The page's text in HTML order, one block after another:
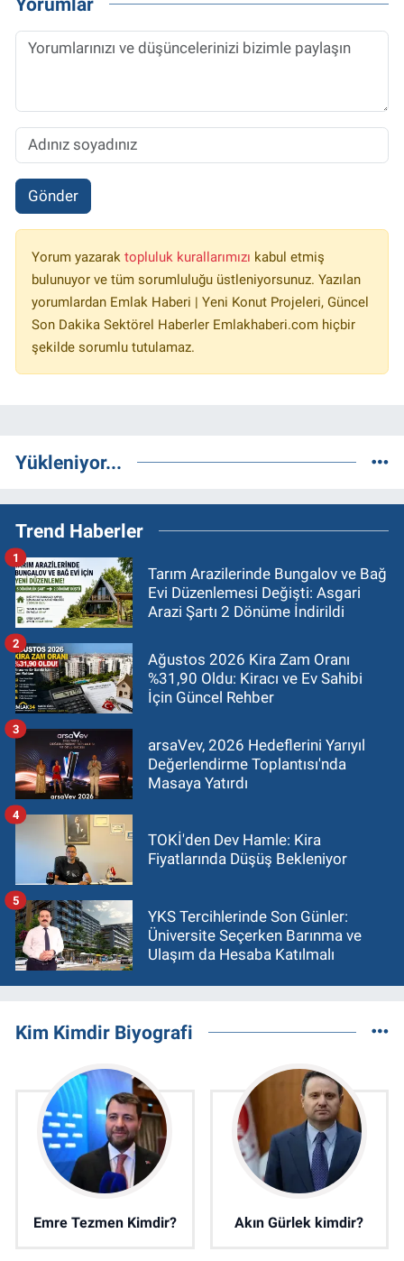
Gönder
Yorum yazarak topluluk kurallarımızı kabul etmiş
bulunuyor ve tüm sorumluluğu üstleniyorsunuz. Yazılan
yorumlardan Emlak Haberi | Yeni Konut Projeleri, Güncel
Son Dakika Sektörel Haberler Emlakhaberi.com hiçbir
şekilde sorumlu tutulamaz.
Yükleniyor...
Trend Haberler
Tarım Arazilerinde Bungalov ve Bağ
Evi Düzenlemesi Değişti: Asgari
Arazi Şartı 2 Dönüme İndirildi
1
Ağustos 2026 Kira Zam Oranı
%31,90 Oldu: Kiracı ve Ev Sahibi
İçin Güncel Rehber
2
arsaVev, 2026 Hedeflerini Yarıyıl
Değerlendirme Toplantısı'nda
Masaya Yatırdı
3
TOKİ'den Dev Hamle: Kira
Fiyatlarında Düşüş Bekleniyor
4
YKS Tercihlerinde Son Günler:
Üniversite Seçerken Barınma ve
Ulaşım da Hesaba Katılmalı
5
Kim Kimdir Biyografi
Emre Tezmen Kimdir? Akın Gürlek kimdir?